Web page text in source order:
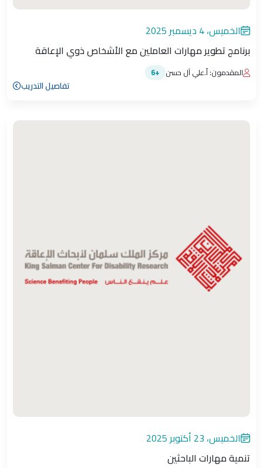
الخميس، 4 ديسمبر 2025
برنامج تطوير مهارات العاملين مع الأشخاص ذوي الإعاقة
المقدمون: أ.علي آل حسن +6
تفاصيل التدريب
الخميس، 23 أكتوبر 2025
تنمية مهارات الباحثين